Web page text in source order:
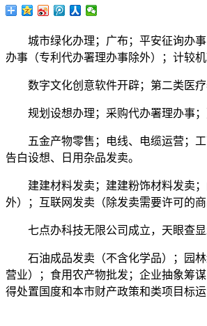
城市绿化办理；广布；平安征询办事
办事（专利代办署理办事除外）；计较
数字文化创意软件开辟；第二类医疗
规划设想办理；采购代办署理办事；
五金产物零售；电线、电缆运营；工
告白设想、日用杂品发卖。
建建材料发卖；建建粉饰材料发卖；
外）；互联网发卖（除发卖需要许可的
七点办科技无限公司成立，天眼查显
石油成品发卖（不含化学品）；园林
营业）；食用农产物批发；企业抽象筹
得处置国度和本市财产政策和类项目标